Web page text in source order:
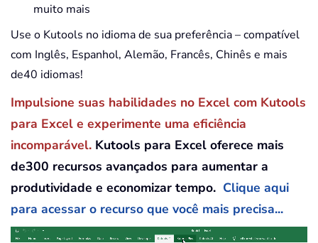
muito mais
Use o Kutools no idioma de sua preferência – compatível
com Inglês, Espanhol, Alemão, Francês, Chinês e mais
de40 idiomas!
Impulsione suas habilidades no Excel com Kutools
para Excel e experimente uma eficiência
incomparável. Kutools para Excel oferece mais
de300 recursos avançados para aumentar a
produtividade e economizar tempo. Clique aqui
para acessar o recurso que você mais precisa...